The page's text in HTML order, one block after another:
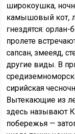
широкоушка,
камышовый кот,
гнездятся: орлан-
пролете
сапсан, змееяд,
другие виды. В
сирийская
Вытекающие из
здесь называют
побережья —